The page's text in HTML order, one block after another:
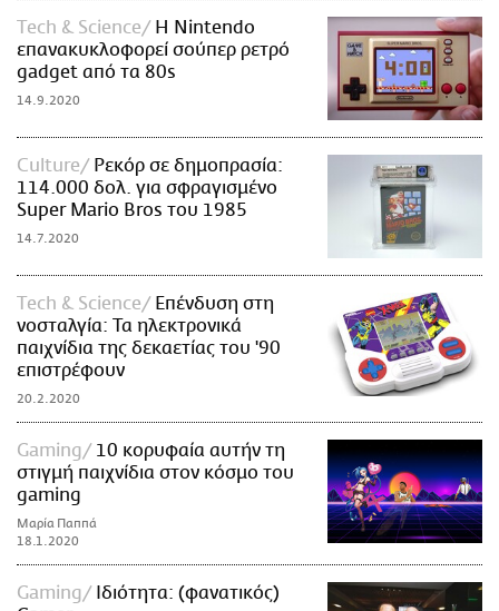
Τech & Science
H Nintendo
επανακυκλοφορεί σούπερ ρετρό
gadget από τα 80s
14.9.2020
Culture
Ρεκόρ σε δημοπρασία:
114.000 δολ. για σφραγισμένο
Super Mario Bros του 1985
14.7.2020
Τech & Science
Επένδυση στη
νοσταλγία: Τα ηλεκτρονικά
παιχνίδια της δεκαετίας του '90
επιστρέφουν
20.2.2020
Gaming
10 κορυφαία αυτήν τη
στιγμή παιχνίδια στον κόσμο του
gaming
Μαρία Παππά
18.1.2020
Gaming
Ιδιότητα: (φανατικός)